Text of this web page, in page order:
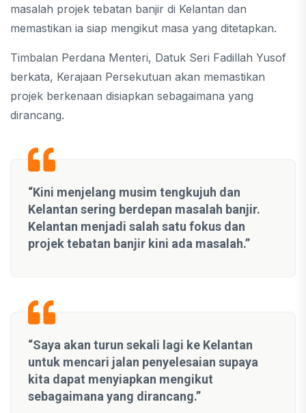
masalah projek tebatan banjir di Kelantan dan
memastikan ia siap mengikut masa yang ditetapkan.
Timbalan Perdana Menteri, Datuk Seri Fadillah Yusof
berkata, Kerajaan Persekutuan akan memastikan
projek berkenaan disiapkan sebagaimana yang
dirancang.
“Kini menjelang musim tengkujuh dan
Kelantan sering berdepan masalah banjir.
Kelantan menjadi salah satu fokus dan
projek tebatan banjir kini ada masalah.”
“Saya akan turun sekali lagi ke Kelantan
untuk mencari jalan penyelesaian supaya
kita dapat menyiapkan mengikut
sebagaimana yang dirancang.”